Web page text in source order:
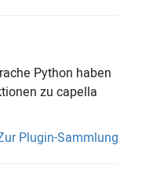
Python haben
zu capella
Plugin-Sammlung